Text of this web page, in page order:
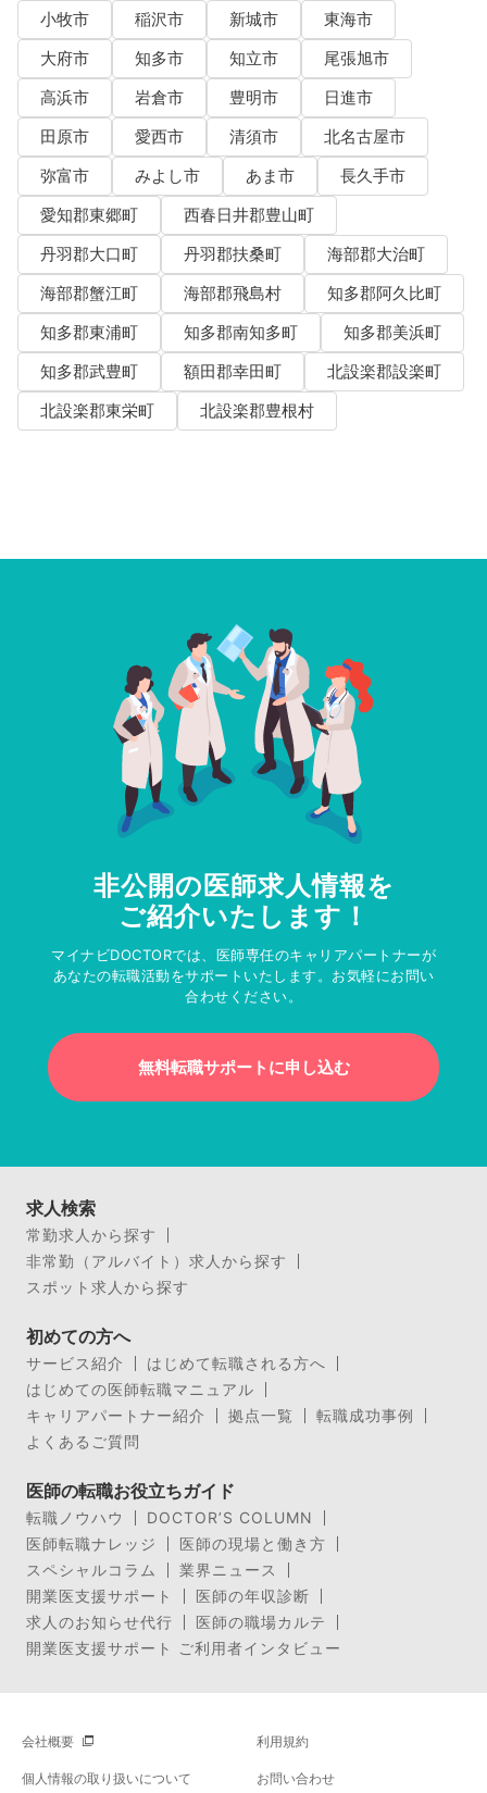
小牧市
稲沢市 新城市
東海市
大府市
知多市 知立市
尾張旭市
高浜市
岩倉市 豊明市
日進市
田原市
愛西市 清須市
北名古屋市
弥富市
みよし市 あま市
長久手市
愛知郡東郷町
西春日井郡豊山町
丹羽郡大口町
丹羽郡扶桑町
海部郡大治町
海部郡蟹江町
海部郡飛島村
知多郡阿久比町
知多郡東浦町
知多郡南知多町
知多郡美浜町
知多郡武豊町
額田郡幸田町
北設楽郡設楽町
北設楽郡東栄町
北設楽郡豊根村
非公開の医師求人情報を
ご紹介いたします！
マイナビDOCTORでは、医師専任のキャリアパートナーが
あなたの転職活動をサポートいたします。お気軽にお問い
合わせください。
無料転職サポートに申し込む
求人検索
常勤求人から探す
非常勤（アルバイト）求人から探す
スポット求人から探す
初めての方へ
サービス紹介
はじめて転職される方へ
はじめての医師転職マニュアル
キャリアパートナー紹介
拠点一覧
転職成功事例
よくあるご質問
医師の転職お役立ちガイド
転職ノウハウ
DOCTOR’S COLUMN
医師転職ナレッジ
医師の現場と働き方
スペシャルコラム
業界ニュース
開業医支援サポート
医師の年収診断
求人のお知らせ代行
医師の職場カルテ
開業医支援サポート ご利用者インタビュー
会社概要 利用規約
個人情報の取り扱いについて お問い合わせ